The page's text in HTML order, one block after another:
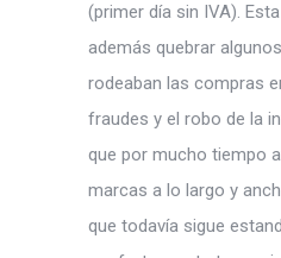
(primer día sin IVA).
además quebrar
rodeaban las compras
fraudes y el robo de la
que por mucho tiempo
marcas a lo largo y
que todavía sigue